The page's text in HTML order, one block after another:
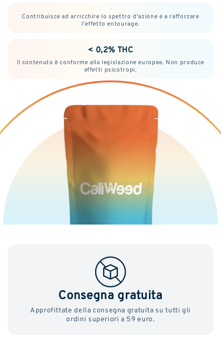
Contribuisce ad arricchire lo spettro d'azione e a rafforzare
l'effetto entourage.
< 0,2% THC
Il contenuto è conforme alla legislazione europea. Non produce
effetti psicotropi.
Consegna gratuita
Approfittate della consegna gratuita su tutti gli
ordini superiori a 59 euro.